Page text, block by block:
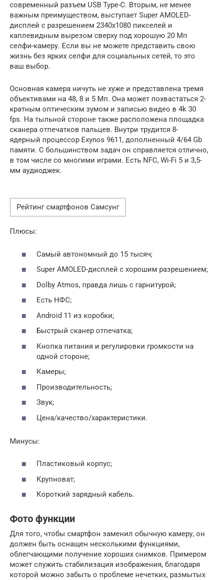
современный разъем USB Type-C. Вторым, не менее
важным преимуществом, выступает Super AMOLED-
дисплей с разрешением 2340х1080 пикселей и
каплевидным вырезом сверху под хорошую 20 Мп
селфи-камеру. Если вы не можете представить свою
жизнь без ярких селфи для социальных сетей, то это
ваш выбор.
Основная камера ничуть не хуже и представлена тремя
объективами на 48, 8 и 5 Мп. Она может похвастаться 2-
кратным оптическим зумом и записью видео в 4k 30
fps. На тыльной стороне также расположена площадка
сканера отпечатков пальцев. Внутри трудится 8-
ядерный процессор Exynos 9611, дополненный 4/64 Gb
памяти. С большинством задач он справляется отлично,
в том числе со многими играми. Есть NFC, Wi-Fi 5 и 3,5-
мм аудиоджек.
Рейтинг смартфонов Самсунг
Плюсы:
Самый автономный до 15 тысяч;
Super AMOLED-дисплей с хорошим разрешением;
Dolby Atmos, правда лишь с гарнитурой;
Есть НФС;
Android 11 из коробки;
Быстрый сканер отпечатка;
Кнопка питания и регулировки громкости на
одной стороне;
Камеры;
Производительность;
Звук;
Цена/качество/характеристики.
Минусы:
Пластиковый корпус;
Крупноват;
Короткий зарядный кабель.
Фото функции
Для того, чтобы смартфон заменил обычную камеру, он
должен быть оснащен несколькими функциями,
облегчающими получение хороших снимков. Примером
может служить стабилизация изображения, благодаря
которой можно забыть о проблеме нечетких, размытых